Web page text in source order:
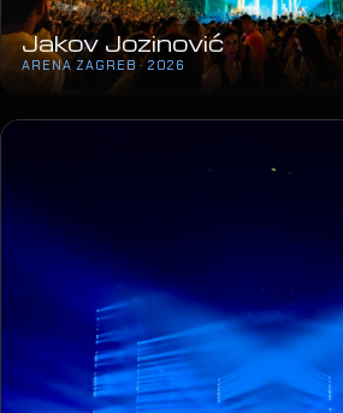
Jakov Jozinović
ARENA ZAGREB · 2026